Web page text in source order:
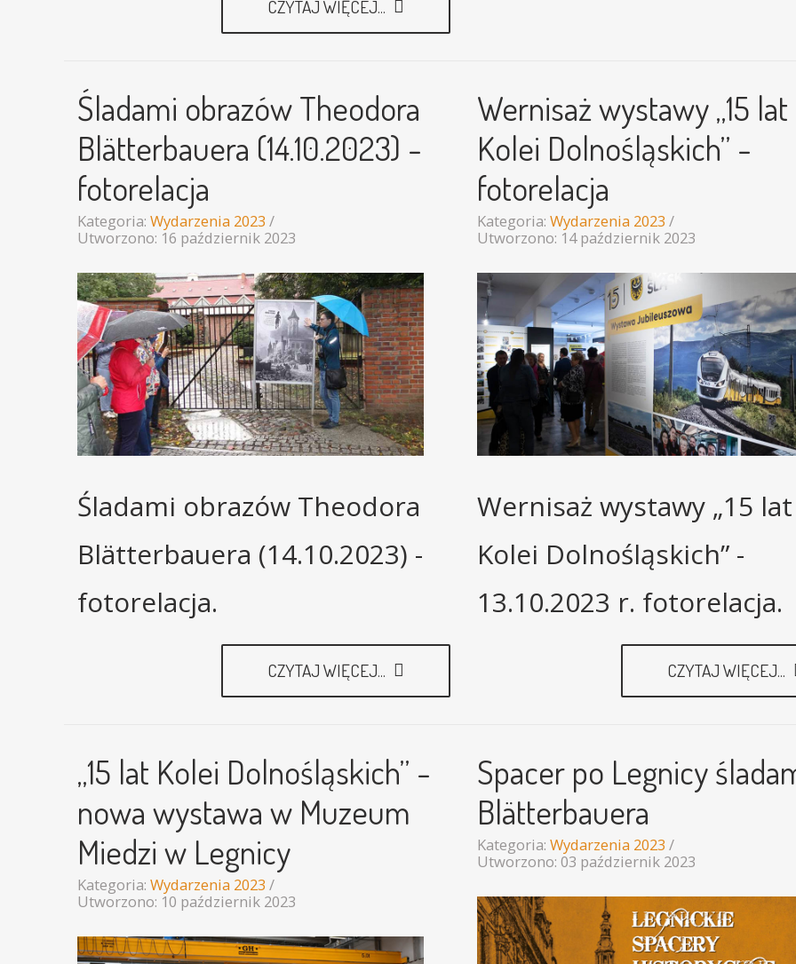
CZYTAJ WIĘCEJ...
Śladami obrazów Theodora
Blätterbauera (14.10.2023) -
fotorelacja
Kategoria: Wydarzenia 2023
Utworzono: 16 październik 2023
Śladami obrazów Theodora
Blätterbauera (14.10.2023) -
fotorelacja.
CZYTAJ WIĘCEJ...
Wernisaż wystawy „15 lat
Kolei Dolnośląskich” -
fotorelacja
Kategoria: Wydarzenia 2023
Utworzono: 14 październik 2023
Wernisaż wystawy „15 lat
Kolei Dolnośląskich” -
13.10.2023 r. fotorelacja.
CZYTAJ WIĘCEJ...
„15 lat Kolei Dolnośląskich” -
nowa wystawa w Muzeum
Miedzi w Legnicy
Kategoria: Wydarzenia 2023
Utworzono: 10 październik 2023
Spacer po Legnicy
Blätterbauera
Kategoria: Wydarzenia 2023
Utworzono: 03 październik 2023